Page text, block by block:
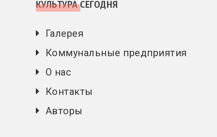
КУЛЬТУРА СЕГОДНЯ
Галерея
Коммунальные предприятия
О нас
Контакты
Авторы